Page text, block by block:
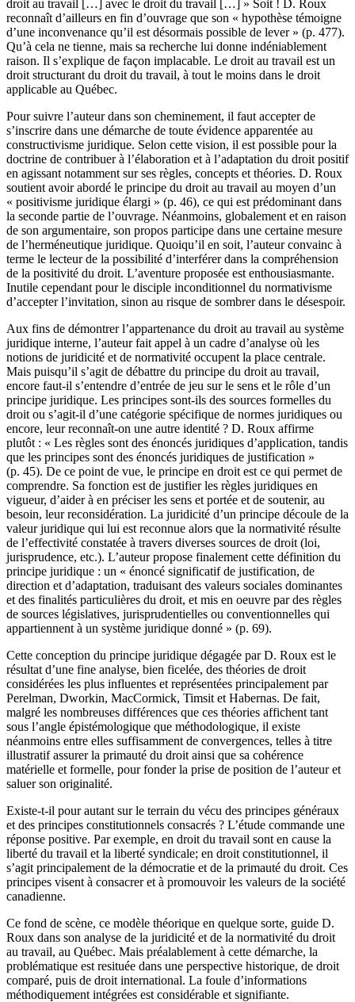
droit au travail […] avec le droit du travail […] » Soit ! D. Roux
reconnaît d’ailleurs en fin d’ouvrage que son « hypothèse témoigne
d’une inconvenance qu’il est désormais possible de lever » (p. 477).
Qu’à cela ne tienne, mais sa recherche lui donne indéniablement
raison. Il s’explique de façon implacable. Le droit au travail est un
droit structurant du droit du travail, à tout le moins dans le droit
applicable au Québec.
Pour suivre l’auteur dans son cheminement, il faut accepter de
s’inscrire dans une démarche de toute évidence apparentée au
constructivisme juridique. Selon cette vision, il est possible pour la
doctrine de contribuer à l’élaboration et à l’adaptation du droit positif
en agissant notamment sur ses règles, concepts et théories. D. Roux
soutient avoir abordé le principe du droit au travail au moyen d’un
« positivisme juridique élargi » (p. 46), ce qui est prédominant dans
la seconde partie de l’ouvrage. Néanmoins, globalement et en raison
de son argumentaire, son propos participe dans une certaine mesure
de l’herméneutique juridique. Quoiqu’il en soit, l’auteur convainc à
terme le lecteur de la possibilité d’interférer dans la compréhension
de la positivité du droit. L’aventure proposée est enthousiasmante.
Inutile cependant pour le disciple inconditionnel du normativisme
d’accepter l’invitation, sinon au risque de sombrer dans le désespoir.
Aux fins de démontrer l’appartenance du droit au travail au système
juridique interne, l’auteur fait appel à un cadre d’analyse où les
notions de juridicité et de normativité occupent la place centrale.
Mais puisqu’il s’agit de débattre du principe du droit au travail,
encore faut-il s’entendre d’entrée de jeu sur le sens et le rôle d’un
principe juridique. Les principes sont-ils des sources formelles du
droit ou s’agit-il d’une catégorie spécifique de normes juridiques ou
encore, leur reconnaît-on une autre identité ? D. Roux affirme
plutôt : « Les règles sont des énoncés juridiques d’application, tandis
que les principes sont des énoncés juridiques de justification »
(p. 45). De ce point de vue, le principe en droit est ce qui permet de
comprendre. Sa fonction est de justifier les règles juridiques en
vigueur, d’aider à en préciser les sens et portée et de soutenir, au
besoin, leur reconsidération. La juridicité d’un principe découle de la
valeur juridique qui lui est reconnue alors que la normativité résulte
de l’effectivité constatée à travers diverses sources de droit (loi,
jurisprudence, etc.). L’auteur propose finalement cette définition du
principe juridique : un « énoncé significatif de justification, de
direction et d’adaptation, traduisant des valeurs sociales dominantes
et des finalités particulières du droit, et mis en oeuvre par des règles
de sources législatives, jurisprudentielles ou conventionnelles qui
appartiennent à un système juridique donné » (p. 69).
Cette conception du principe juridique dégagée par D. Roux est le
résultat d’une fine analyse, bien ficelée, des théories de droit
considérées les plus influentes et représentées principalement par
Perelman, Dworkin, MacCormick, Timsit et Habernas. De fait,
malgré les nombreuses différences que ces théories affichent tant
sous l’angle épistémologique que méthodologique, il existe
néanmoins entre elles suffisamment de convergences, telles à titre
illustratif assurer la primauté du droit ainsi que sa cohérence
matérielle et formelle, pour fonder la prise de position de l’auteur et
saluer son originalité.
Existe-t-il pour autant sur le terrain du vécu des principes généraux
et des principes constitutionnels consacrés ? L’étude commande une
réponse positive. Par exemple, en droit du travail sont en cause la
liberté du travail et la liberté syndicale; en droit constitutionnel, il
s’agit principalement de la démocratie et de la primauté du droit. Ces
principes visent à consacrer et à promouvoir les valeurs de la société
canadienne.
Ce fond de scène, ce modèle théorique en quelque sorte, guide D.
Roux dans son analyse de la juridicité et de la normativité du droit
au travail, au Québec. Mais préalablement à cette démarche, la
problématique est resituée dans une perspective historique, de droit
comparé, puis de droit international. La foule d’informations
méthodiquement intégrées est considérable et signifiante.